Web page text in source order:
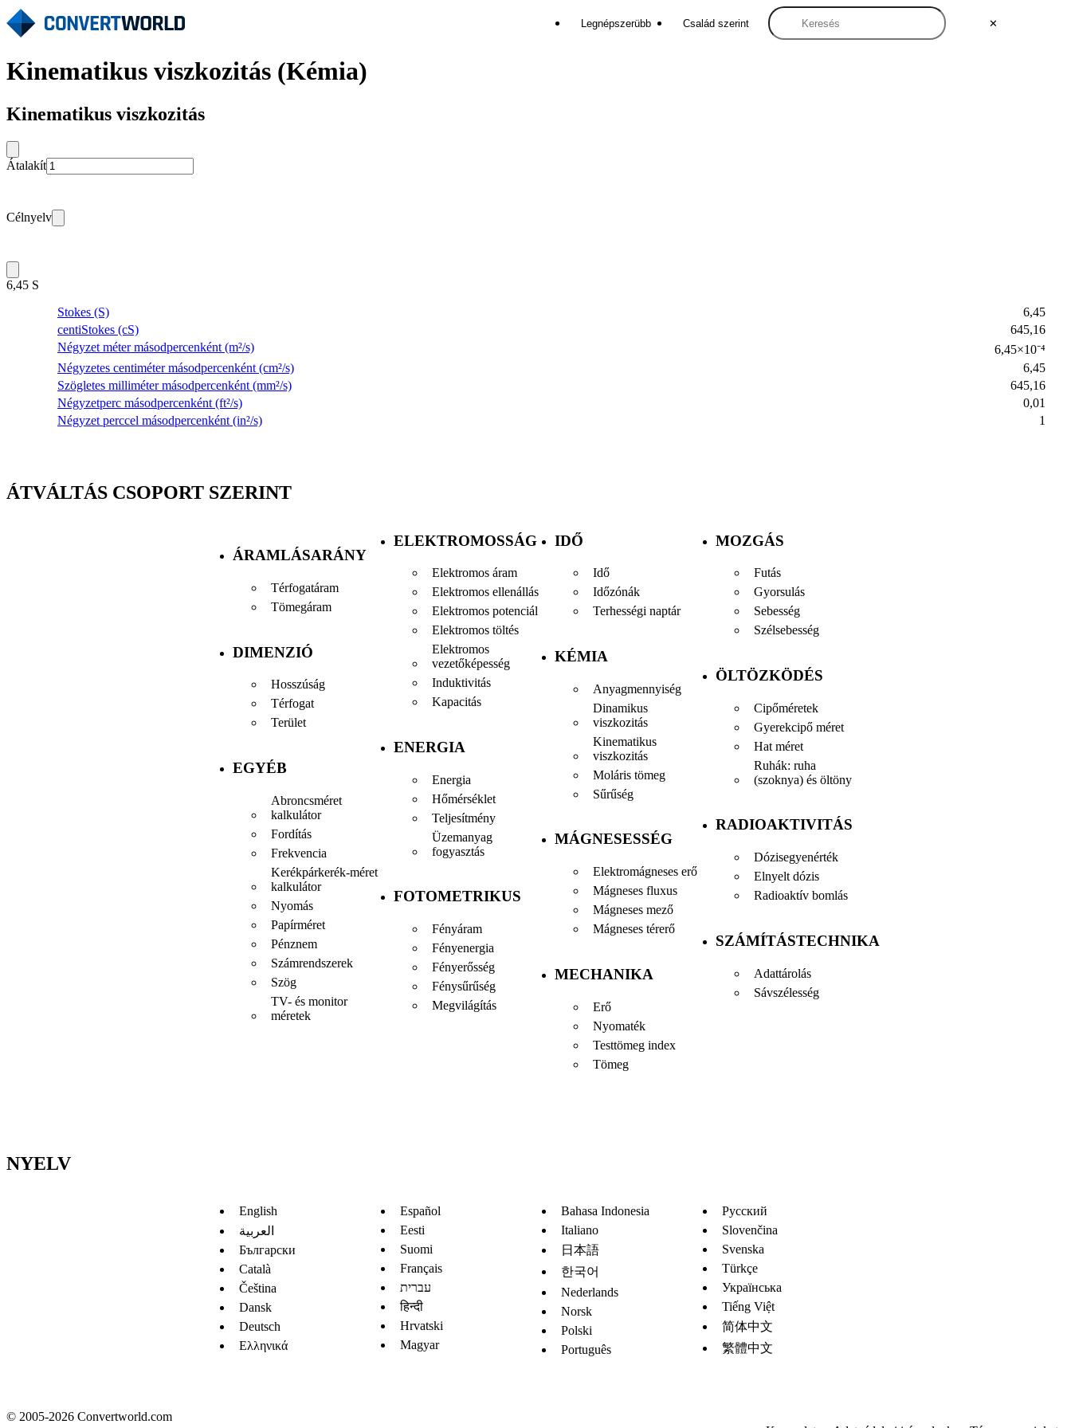
✕
Legnépszerübb Család szerint
Kinematikus viszkozitás (Kémia)
Kinematikus viszkozitás
Átalakít
Célnyelv
6,45 S
Stokes (S)
6,45
centiStokes (cS)
645,16
Négyzet méter másodpercenként (m²/s)
6,45×10⁻⁴
Négyzetes centiméter másodpercenként (cm²/s)
6,45
Szögletes milliméter másodpercenként (mm²/s)
645,16
Négyzetperc másodpercenként (ft²/s)
0,01
Négyzet perccel másodpercenként (in²/s)
1
ÁTVÁLTÁS CSOPORT SZERINT
ÁRAMLÁSARÁNY
Térfogatáram
Tömegáram
DIMENZIÓ
Hosszúság
Térfogat
Terület
EGYÉB
Abroncsméret
kalkulátor
Fordítás
Frekvencia
Kerékpárkerék-méret
kalkulátor
Nyomás
Papírméret
Pénznem
Számrendszerek
Szög
TV- és monitor
méretek
ELEKTROMOSSÁG
Elektromos áram
Elektromos ellenállás
Elektromos potenciál
Elektromos töltés
Elektromos
vezetőképesség
Induktivitás
Kapacitás
ENERGIA
Energia
Hőmérséklet
Teljesítmény
Üzemanyag
fogyasztás
FOTOMETRIKUS
Fényáram
Fényenergia
Fényerősség
Fénysűrűség
Megvilágítás
IDŐ
Idő
Időzónák
Terhességi naptár
KÉMIA
Anyagmennyiség
Dinamikus
viszkozitás
Kinematikus
viszkozitás
Moláris tömeg
Sűrűség
MÁGNESESSÉG
Elektromágneses erő
Mágneses fluxus
Mágneses mező
Mágneses térerő
MECHANIKA
Erő
Nyomaték
Testtömeg index
Tömeg
MOZGÁS
Futás
Gyorsulás
Sebesség
Szélsebesség
ÖLTÖZKÖDÉS
Cipőméretek
Gyerekcipő méret
Hat méret
Ruhák: ruha
(szoknya) és öltöny
RADIOAKTIVITÁS
Dózisegyenérték
Elnyelt dózis
Radioaktív bomlás
SZÁMÍTÁSTECHNIKA
Adattárolás
Sávszélesség
NYELV
English
العربية
Български
Català
Čeština
Dansk
Deutsch
Ελληνικά
Español
Eesti
Suomi
Français
עברית
हिन्दी
Hrvatski
Magyar
Bahasa Indonesia
Italiano
日本語
한국어
Nederlands
Norsk
Polski
Português
Русский
Slovenčina
Svenska
Türkçe
Украïнська
Tiếng Việt
简体中文
繁體中文
© 2005-2026 Convertworld.com